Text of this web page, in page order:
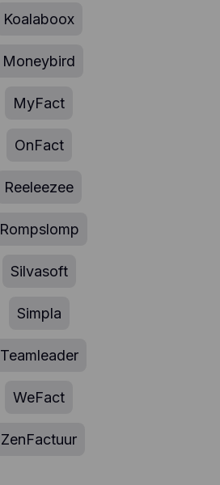
Koalaboox
Moneybird
MyFact
OnFact
Reeleezee
Rompslomp
Silvasoft
Simpla
Teamleader
WeFact
ZenFactuur